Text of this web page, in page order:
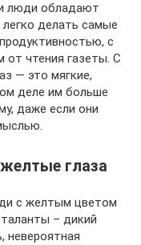
люди обладают
делать самые
с
от чтения газеты. С
— это мягкие,
деле им больше
даже если они
глаза
с желтым цветом
– дикий
невероятная